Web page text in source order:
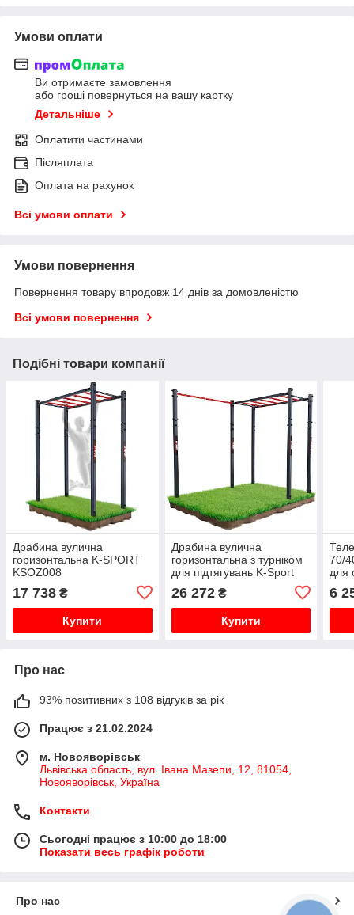
Умови оплати
Ви отримаєте замовлення
або гроші повернуться на вашу картку
Детальніше
Оплатити частинами
Післяплата
Оплата на рахунок
Всі умови оплати
Умови повернення
Повернення товару впродовж 14 днів за домовленістю
Всі умови повернення
Подібні товари компанії
Драбина вулична
горизонтальна K-SPORT
KSOZ008
17 738 ₴
Купити
Драбина вулична
горизонтальна з турніком
для підтягувань K-Sport
26 272₴
Купити
70/
для
6
Про нас
93% позитивних з 108 відгуків за рік
Працює з 21.02.2024
м. Новояворівськ
Львівська область, вул. Івана Мазепи, 12, 81054,
Новояворівськ, Україна
Контакти
Сьогодні працює з 10:00 до 18:00
Показати весь графік роботи
Про нас